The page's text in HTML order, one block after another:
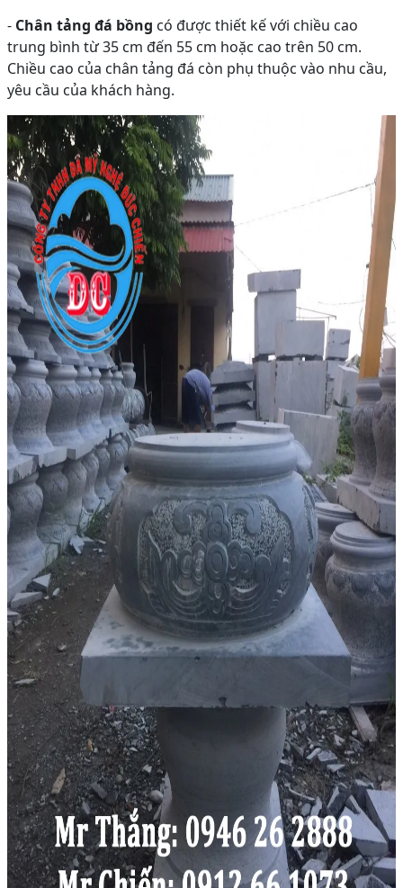
- Chân tảng đá bồng có được thiết kế với chiều cao
trung bình từ 35 cm đến 55 cm hoặc cao trên 50 cm.
Chiều cao của chân tảng đá còn phụ thuộc vào nhu cầu,
yêu cầu của khách hàng.